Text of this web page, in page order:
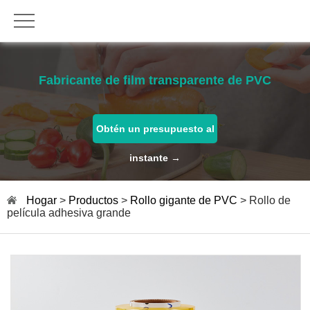
Fabricante de film transparente de PVC
Obtén un presupuesto al
instante →
Hogar > Productos > Rollo gigante de PVC > Rollo de
película adhesiva grande